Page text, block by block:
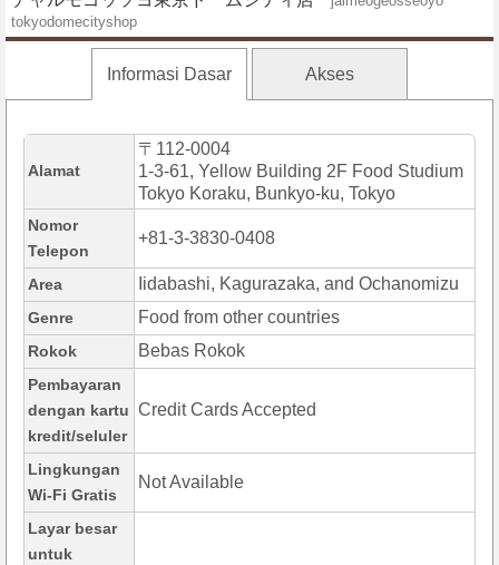
tokyodomecityshop
Informasi Dasar Akses
Alamat
〒112-0004
1-3-61, Yellow Building 2F Food Studium
Tokyo Koraku, Bunkyo-ku, Tokyo
Nomor
Telepon
+81-3-3830-0408
Area Iidabashi, Kagurazaka, and Ochanomizu
Genre Food from other countries
Rokok Bebas Rokok
Pembayaran
dengan kartu
kredit/seluler
Credit Cards Accepted
Lingkungan
Wi-Fi Gratis
Not Available
Layar besar
untuk